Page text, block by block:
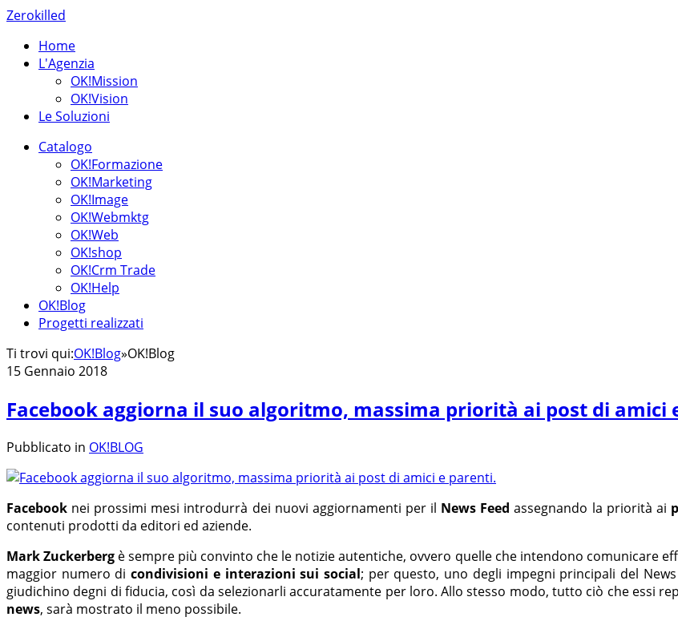
Zerokilled
Home
L'Agenzia
OK!Mission
OK!Vision
Le Soluzioni
Catalogo
OK!Formazione
OK!Marketing
OK!Image
OK!Webmktg
OK!Web
OK!shop
OK!Crm Trade
OK!Help
OK!Blog
Progetti realizzati
Ti trovi qui:OK!Blog»OK!Blog
15 Gennaio 2018
Facebook aggiorna il suo algoritmo, massima priorità ai post di amici
Pubblicato in OK!BLOG
Facebook nei prossimi mesi introdurrà dei nuovi aggiornamenti per il News Feed assegnando la priorità ai
contenuti prodotti da editori ed aziende.
Mark Zuckerberg è sempre più convinto che le notizie autentiche, ovvero quelle che intendono comunicare
maggior numero dicondivisioni e interazioni sui social; per questo, uno degli impegni principali del
giudichino degni di fiducia, così da selezionarli accuratamente per loro. Allo stesso modo, tutto ciò che essi
news, sarà mostrato il meno possibile.